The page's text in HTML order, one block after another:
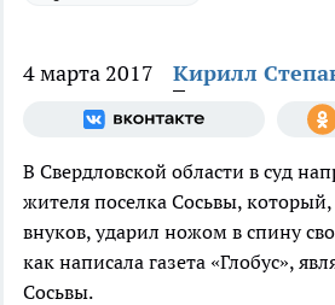
4 марта 2017 Кирилл
В Свердловской области в суд
жителя поселка Сосьвы,
внуков, ударил ножом в спину
как написала газета «Глобус»,
Сосьвы.